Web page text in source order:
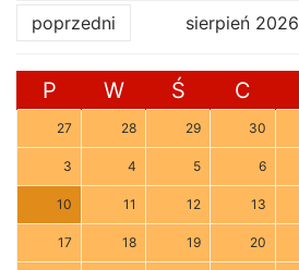
poprzedni sierpień 2026
P W Ś C
27 28 29 30
3 4 5 6
10 11 12 13
17 18 19 20